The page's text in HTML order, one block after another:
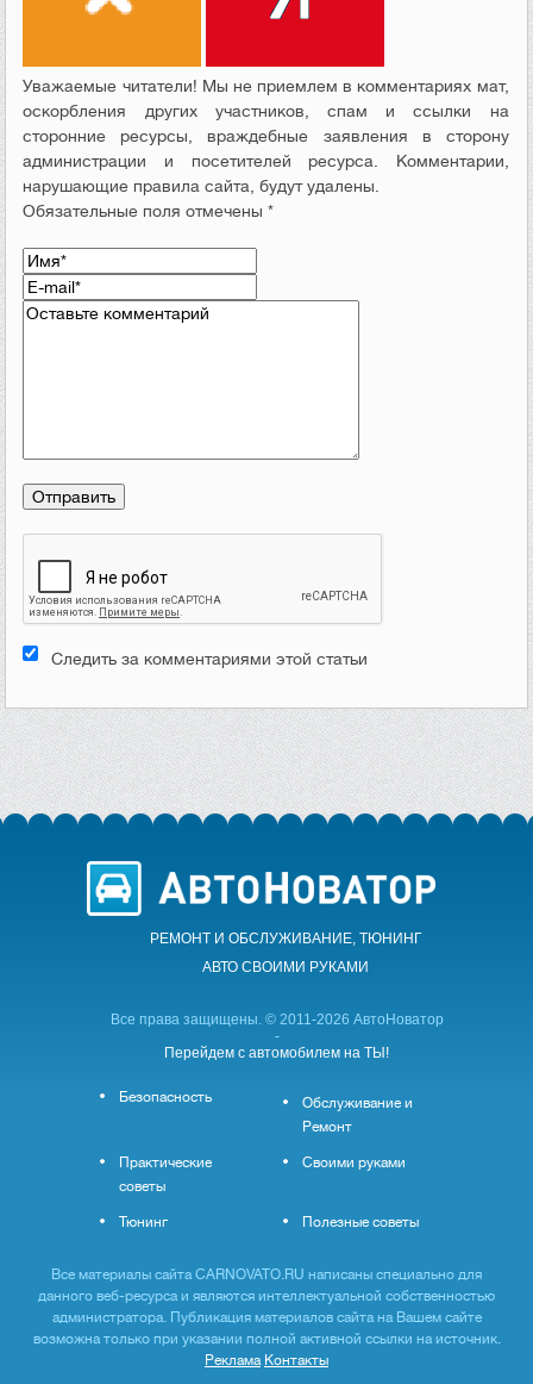
Уважаемые читатели! Мы не приемлем в комментариях мат,
оскорбления других участников, спам и ссылки на
сторонние ресурсы, враждебные заявления в сторону
администрации и посетителей ресурса. Комментарии,
нарушающие правила сайта, будут удалены.
Обязательные поля отмечены *
Следить за комментариями этой статьи
РЕМОНТ И ОБСЛУЖИВАНИЕ, ТЮНИНГ
АВТО CВОИМИ РУКАМИ
Все права защищены. © 2011-2026 АвтоНоватор
-
Перейдем с автомобилем на ТЫ!
Безопасность
Обслуживание и
Ремонт
Практические
советы
Своими руками
Тюнинг Полезные советы
Все материалы сайта CARNOVATO.RU написаны специально для
данного веб-ресурса и являются интеллектуальной собственностью
администратора. Публикация материалов сайта на Вашем сайте
возможна только при указании полной активной ссылки на источник.
Реклама Контакты